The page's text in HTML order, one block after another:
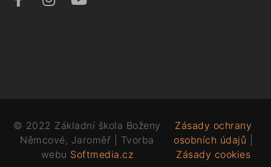
© 2022 Základní škola Boženy
Němcové, Jaroměř | Tvorba
webu Softmedia.cz
Zásady ochrany
osobních údajů
Zásady cookies